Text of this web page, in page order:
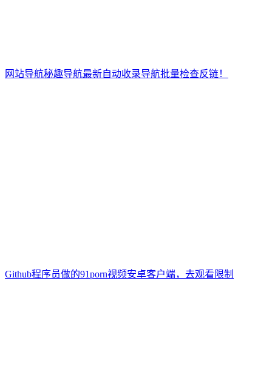
网站导航秘趣导航最新自动收录导航批量检查反链！
Github程序员做的91porn视频安卓客户端，去观看限制